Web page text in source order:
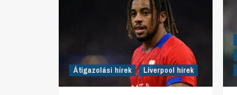
Átigazolási hírek Liverpool hírek